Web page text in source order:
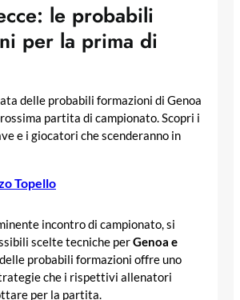
le probabili
per la prima di
delle probabili formazioni di Genoa
partita di campionato. Scopri i
e i giocatori che scenderanno in
Topello
incontro di campionato, si
scelte tecniche perGenoa e
delle probabili formazioni offre uno
che i rispettivi allenatori
per la partita.